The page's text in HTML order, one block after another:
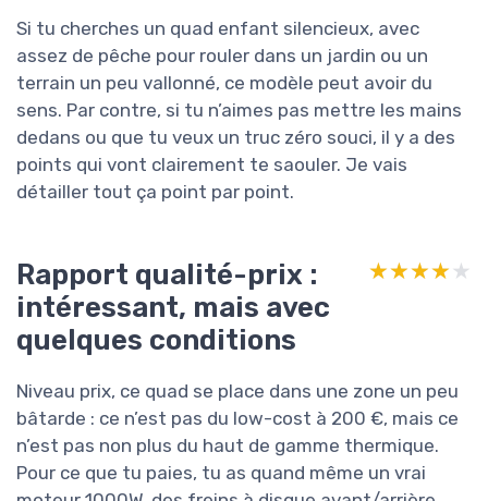
Si tu cherches un quad enfant silencieux, avec
assez de pêche pour rouler dans un jardin ou un
terrain un peu vallonné, ce modèle peut avoir du
sens. Par contre, si tu n’aimes pas mettre les mains
dedans ou que tu veux un truc zéro souci, il y a des
points qui vont clairement te saouler. Je vais
détailler tout ça point par point.
Rapport qualité-prix :
intéressant, mais avec
quelques conditions
★★★★★
★★★★★
Niveau prix, ce quad se place dans une zone un peu
bâtarde : ce n’est pas du low-cost à 200 €, mais ce
n’est pas non plus du haut de gamme thermique.
Pour ce que tu paies, tu as quand même un vrai